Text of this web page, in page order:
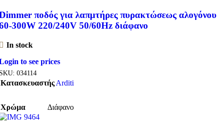
ποδός για λαπμτήρες πυρακτώσεως αλογόνου
300W 220/240V 50/60Hz διάφανο
In stock
to see prices
034114
ΚατασκευαστήςArditi
Χρώμα Διάφανο